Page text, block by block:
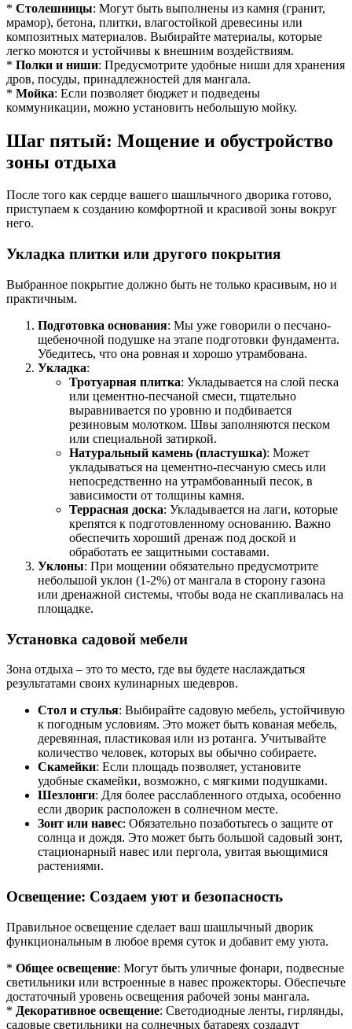
* Столешницы: Могут быть выполнены из камня (гранит,
мрамор), бетона, плитки, влагостойкой древесины или
композитных материалов. Выбирайте материалы, которые
легко моются и устойчивы к внешним воздействиям.
* Полки и ниши: Предусмотрите удобные ниши для хранения
дров, посуды, принадлежностей для мангала.
* Мойка: Если позволяет бюджет и подведены
коммуникации, можно установить небольшую мойку.
Шаг пятый: Мощение и обустройство
зоны отдыха
После того как сердце вашего шашлычного дворика готово,
приступаем к созданию комфортной и красивой зоны вокруг
него.
Укладка плитки или другого покрытия
Выбранное покрытие должно быть не только красивым, но и
практичным.
Подготовка основания: Мы уже говорили о песчано-
щебеночной подушке на этапе подготовки фундамента.
Убедитесь, что она ровная и хорошо утрамбована.
Укладка:
Тротуарная плитка: Укладывается на слой песка
или цементно-песчаной смеси, тщательно
выравнивается по уровню и подбивается
резиновым молотком. Швы заполняются песком
или специальной затиркой.
Натуральный камень (пластушка): Может
укладываться на цементно-песчаную смесь или
непосредственно на утрамбованный песок, в
зависимости от толщины камня.
Террасная доска: Укладывается на лаги, которые
крепятся к подготовленному основанию. Важно
обеспечить хороший дренаж под доской и
обработать ее защитными составами.
Уклоны: При мощении обязательно предусмотрите
небольшой уклон (1-2%) от мангала в сторону газона
или дренажной системы, чтобы вода не скапливалась на
площадке.
Установка садовой мебели
Зона отдыха – это то место, где вы будете наслаждаться
результатами своих кулинарных шедевров.
Стол и стулья: Выбирайте садовую мебель, устойчивую
к погодным условиям. Это может быть кованая мебель,
деревянная, пластиковая или из ротанга. Учитывайте
количество человек, которых вы обычно собираете.
Скамейки: Если площадь позволяет, установите
удобные скамейки, возможно, с мягкими подушками.
Шезлонги: Для более расслабленного отдыха, особенно
если дворик расположен в солнечном месте.
Зонт или навес: Обязательно позаботьтесь о защите от
солнца и дождя. Это может быть большой садовый зонт,
стационарный навес или пергола, увитая вьющимися
растениями.
Освещение: Создаем уют и безопасность
Правильное освещение сделает ваш шашлычный дворик
функциональным в любое время суток и добавит ему уюта.
* Общее освещение: Могут быть уличные фонари, подвесные
светильники или встроенные в навес прожекторы. Обеспечьте
достаточный уровень освещения рабочей зоны мангала.
* Декоративное освещение: Светодиодные ленты, гирлянды,
садовые светильники на солнечных батареях создадут